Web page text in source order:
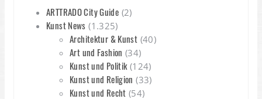
ARTTRADO City Guide (2)
Kunst News (1.325)
Architektur & Kunst (40)
Art und Fashion (34)
Kunst und Politik(124)
Kunst und Religion (33)
Kunst und Recht (54)